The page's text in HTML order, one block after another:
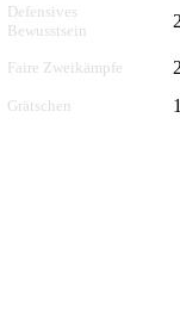
Defensives
Bewusstsein
Faire Zweikämpfe
Grätschen